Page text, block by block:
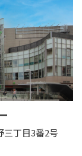
三丁目3番2号